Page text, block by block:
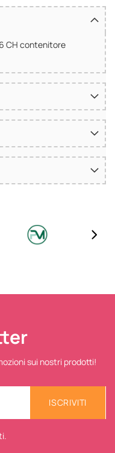
6 CH contenitore
sui nostri prodotti!
ISCRIVITI